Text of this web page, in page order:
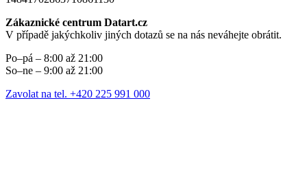
Zákaznické centrum Datart.cz
V případě jakýchkoliv jiných dotazů se na nás neváhejte obrátit.
Po–pá – 8:00 až 21:00
So–ne – 9:00 až 21:00
Zavolat na tel. +420 225 991 000